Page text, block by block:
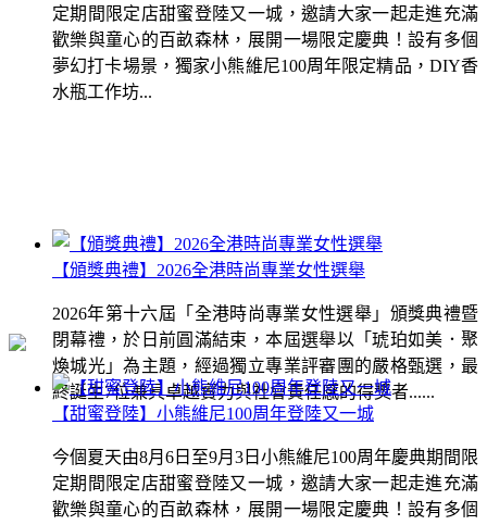
定期間限定店甜蜜登陸又一城，邀請大家一起走進充滿
歡樂與童心的百畝森林，展開一場限定慶典！設有多個
夢幻打卡場景，獨家小熊維尼100周年限定精品，DIY香
水瓶工作坊...
【頒獎典禮】2026全港時尚專業女性選舉
2026年第十六屆「全港時尚專業女性選舉」頒獎典禮暨
閉幕禮，於日前圓滿結束，本屆選舉以「琥珀如美．聚
煥城光」為主題，經過獨立專業評審團的嚴格甄選，最
終誕生7位兼具卓越實力與社會責任感的得獎者......
【甜蜜登陸】小熊維尼100周年登陸又一城
今個夏天由8月6日至9月3日小熊維尼100周年慶典期間限
定期間限定店甜蜜登陸又一城，邀請大家一起走進充滿
歡樂與童心的百畝森林，展開一場限定慶典！設有多個